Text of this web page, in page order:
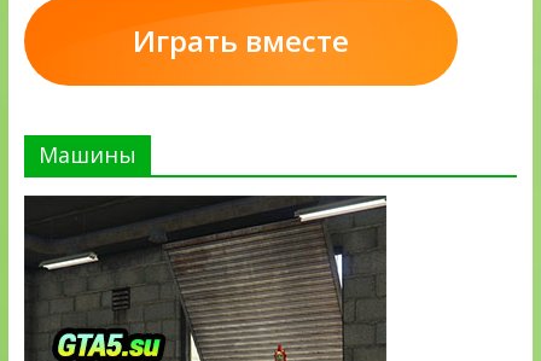
Играть вместе
Машины